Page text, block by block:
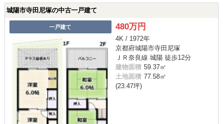
城陽市寺田尼塚の中古一戸建て
一戸建て 480万円
4K / 1972年
京都府城陽市寺田尼塚
ＪＲ奈良線 城陽 徒歩12分
建物面積 59.37㎡
土地面積 77.58㎡
(23.47坪)